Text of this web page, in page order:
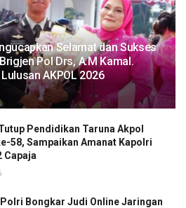
Selamat dan Sukses
Pol Drs, A.M Kamal.
AKPOL 2026
Pendidikan Taruna Akpol
58, Sampaikan Amanat Kapolri
Capaja
Bongkar Judi Online Jaringan